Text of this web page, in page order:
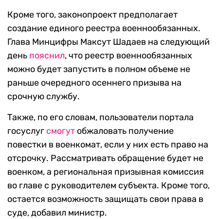
Кроме того, законопроект предполагает
создание единого реестра военнообязанных.
Глава Минцифры Максут Шадаев на следующий
день пояснил, что реестр военнообязанных
можно будет запустить в полном объеме не
раньше очередного осеннего призыва на
срочную службу.
Также, по его словам, пользователи портала
госуслуг смогут обжаловать получение
повестки в военкомат, если у них есть право на
отсрочку. Рассматривать обращение будет не
военком, а региональная призывная комиссия
во главе с руководителем субъекта. Кроме того,
остается возможность защищать свои права в
суде, добавил министр.